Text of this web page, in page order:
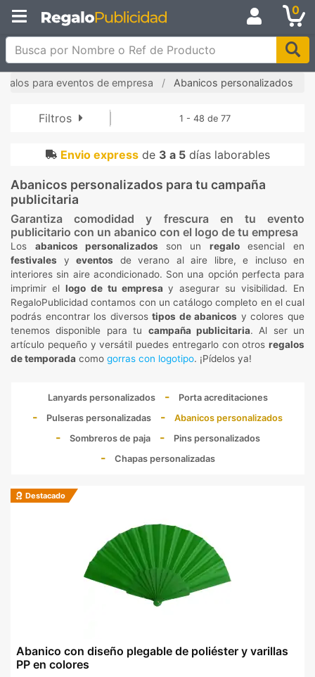
0
Busca por Nombre o Ref de Producto
para eventos de empresa Abanicos personalizados
Filtros 1 - 48 de 77
Envio expressde 3 a 5días laborables
Abanicos personalizados para tu campaña
publicitaria
Garantiza comodidad y frescura en tu evento
publicitario con un abanico con el logo de tu empresa
Los abanicos personalizados son un regaloesencial en
festivales y eventos de verano al aire libre, e incluso en
interiores sin aire acondicionado. Son una opción perfecta para
imprimir el logo de tu empresa y asegurar su visibilidad. En
RegaloPublicidad contamos con un catálogo completo en el cual
podrás encontrar los diversostipos de abanicos y colores que
tenemos disponible para tu campaña publicitaria. Al ser un
artículo pequeño y versátil puedes entregarlo con otros regalos
de temporada como gorras con logotipo. ¡Pídelos ya!
Lanyards personalizados
Porta acreditaciones
Pulseras personalizadas
Abanicos personalizados
Sombreros de paja
Pins personalizados
Chapas personalizadas
Destacado
Abanico con diseño plegable de poliéster y varillas
PP en colores